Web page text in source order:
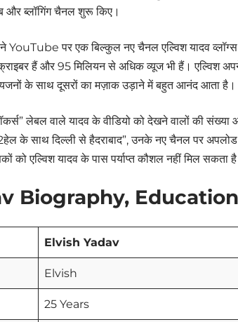
ब्लॉगिंग चैनल शुरू किए।
YouTube पर एक बिल्कुल नए चैनल एल्विश यादव
हैं और 95 मिलियन से अधिक व्यूज भी हैं। एल्विश
के साथ दूसरों का मज़ाक उड़ाने में बहुत आनंद आता है।
लेबल वाले यादव के वीडियो को देखने वालों की
के साथ दिल्ली से हैदराबाद”, उनके नए चैनल पर अपलोड
को एल्विश यादव के पास पर्याप्त कौशल नहीं मिल सकता
Biography,
Elvish Yadav
Elvish
25 Years